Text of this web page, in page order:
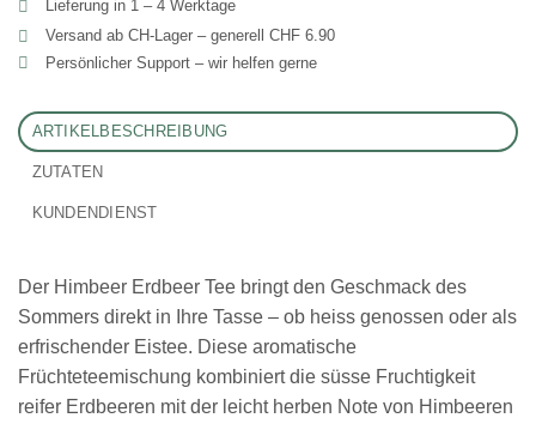
Lieferung in 1 – 4 Werktage
Versand ab CH‑Lager – generell CHF 6.90
Persönlicher Support – wir helfen gerne
ARTIKELBESCHREIBUNG
ZUTATEN
KUNDENDIENST
Der Himbeer Erdbeer Tee bringt den Geschmack des
Sommers direkt in Ihre Tasse – ob heiss genossen oder als
erfrischender Eistee. Diese aromatische
Früchteteemischung kombiniert die süsse Fruchtigkeit
reifer Erdbeeren mit der leicht herben Note von Himbeeren